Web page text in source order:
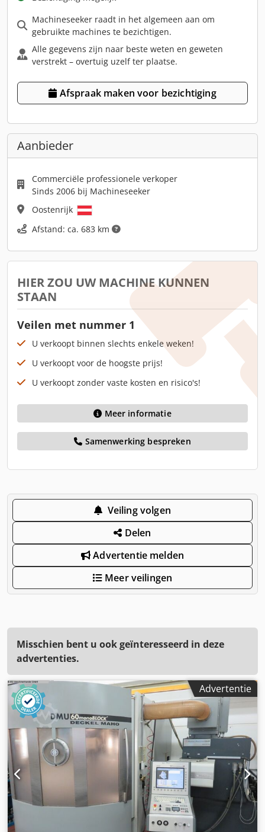
Machineseeker raadt in het algemeen aan om
gebruikte machines te bezichtigen.
Alle gegevens zijn naar beste weten en geweten
verstrekt – overtuig uzelf ter plaatse.
Afspraak maken voor bezichtiging
Aanbieder
Commerciële professionele verkoper
Sinds 2006 bij Machineseeker
Oostenrijk
Afstand: ca. 683 km
HIER ZOU UW MACHINE KUNNEN
STAAN
Veilen met nummer 1
U verkoopt binnen slechts enkele weken!
U verkoopt voor de hoogste prijs!
U verkoopt zonder vaste kosten en risico's!
Meer informatie
Samenwerking bespreken
Veiling volgen
Delen
Advertentie melden
Meer veilingen
Misschien bent u ook geïnteresseerd in deze
advertenties.
Advertentie